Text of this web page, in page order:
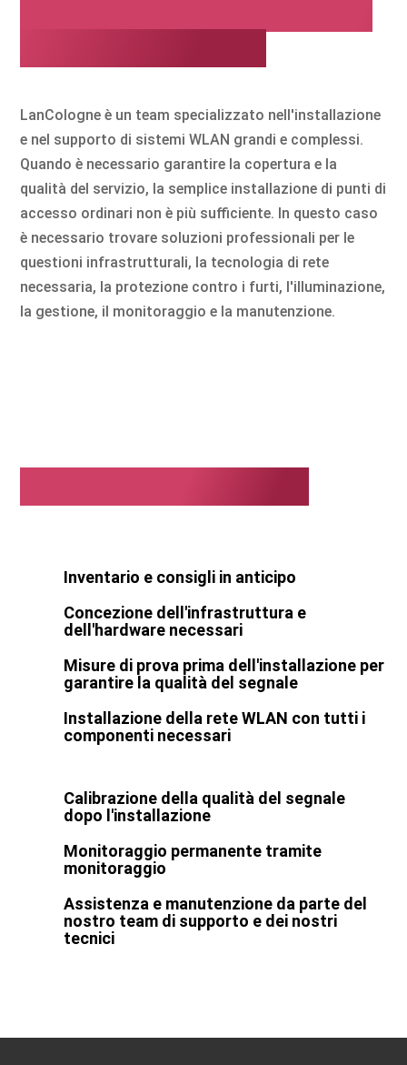
LanCologne è un team specializzato nell'installazione
e nel supporto di sistemi WLAN grandi e complessi.
Quando è necessario garantire la copertura e la
qualità del servizio, la semplice installazione di punti di
accesso ordinari non è più sufficiente. In questo caso
è necessario trovare soluzioni professionali per le
questioni infrastrutturali, la tecnologia di rete
necessaria, la protezione contro i furti, l'illuminazione,
la gestione, il monitoraggio e la manutenzione.
Inventario e consigli in anticipo
Concezione dell'infrastruttura e
dell'hardware necessari
Misure di prova prima dell'installazione per
garantire la qualità del segnale
Installazione della rete WLAN con tutti i
componenti necessari
Calibrazione della qualità del segnale
dopo l'installazione
Monitoraggio permanente tramite
monitoraggio
Assistenza e manutenzione da parte del
nostro team di supporto e dei nostri
tecnici